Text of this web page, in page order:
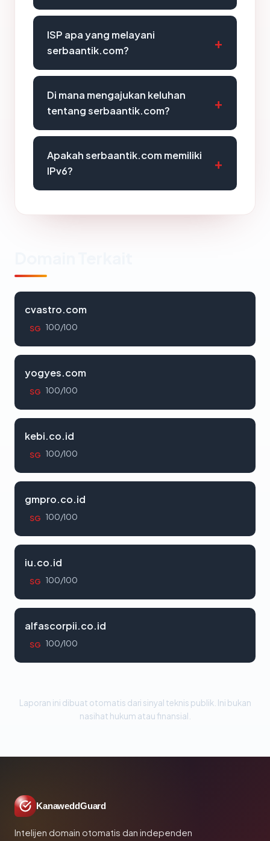
ISP apa yang melayani
serbaantik.com?
Di mana mengajukan keluhan
tentang serbaantik.com?
Apakah serbaantik.com memiliki
IPv6?
cvastro.com
SG 100/100
yogyes.com
SG 100/100
kebi.co.id
SG 100/100
gmpro.co.id
SG 100/100
iu.co.id
SG 100/100
alfascorpii.co.id
SG 100/100
Laporan ini dibuat otomatis dari sinyal teknis publik. Ini bukan
nasihat hukum atau finansial.
KanaweddGuard
Intelijen domain otomatis dan independen